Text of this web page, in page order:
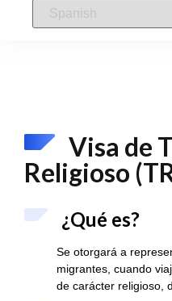
Visa de
Religioso
¿Qué es?
Se otorgará a
migrantes, cuando
de carácter religioso,